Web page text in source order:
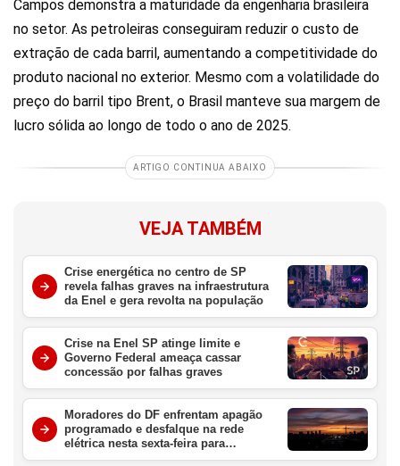
Campos demonstra a maturidade da engenharia brasileira
no setor. As petroleiras conseguiram reduzir o custo de
extração de cada barril, aumentando a competitividade do
produto nacional no exterior. Mesmo com a volatilidade do
preço do barril tipo Brent, o Brasil manteve sua margem de
lucro sólida ao longo de todo o ano de 2025.
ARTIGO CONTINUA ABAIXO
VEJA TAMBÉM
Crise energética no centro de SP
revela falhas graves na infraestrutura
da Enel e gera revolta na população
Crise na Enel SP atinge limite e
Governo Federal ameaça cassar
concessão por falhas graves
Moradores do DF enfrentam apagão
programado e desfalque na rede
elétrica nesta sexta-feira para
manutenção urgente